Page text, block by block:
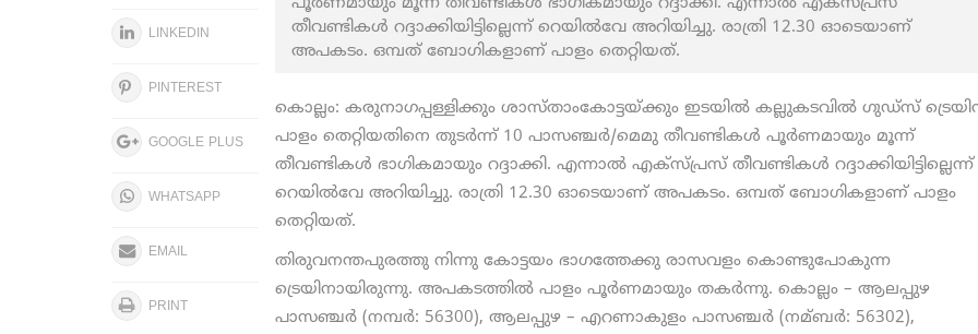
LINKEDIN
PINTEREST
GOOGLE PLUS
WHATSAPP
EMAIL
PRINT
തീവണ്ടികള്‍ റദ്ദാക്കിയിട്ടില്ലെന്ന് റെയിൽവേ അറിയിച്ചു. രാത്രി 12.30 ഓടെയാണ്
അപകടം. ഒമ്പത് ബോഗികളാണ് പാളം തെറ്റിയത്.
കൊല്ലം: കരുനാഗപ്പള്ളിക്കും ശാസ്താംകോട്ടയ്ക്കും ഇടയില്‍ കല്ലുകടവില്‍ ഗുഡ്സ്
പാളം തെറ്റിയതിനെ തുടർന്ന് 10 പാസഞ്ചര്‍/മെമു തീവണ്ടികള്‍ പൂര്‍ണമായും മൂന്ന്
തീവണ്ടികള്‍ ഭാഗികമായും റദ്ദാക്കി. എന്നാൽ എക്സ്പ്രസ് തീവണ്ടികള്‍ റദ്ദാക്കിയിട്ടില്ലെന്ന്
റെയിൽവേ അറിയിച്ചു. രാത്രി 12.30 ഓടെയാണ് അപകടം. ഒമ്പത് ബോഗികളാണ് പാളം
തെറ്റിയത്.
തിരുവനന്തപുരത്തു നിന്നു കോട്ടയം ഭാഗത്തേക്കു രാസവളം കൊണ്ടുപോകുന്ന
ട്രെയിനായിരുന്നു. അപകടത്തില്‍ പാളം പൂര്‍ണമായും തകര്‍ന്നു. കൊല്ലം – ആലപ്പുഴ
പാസഞ്ചര്‍ (നമ്പര്‍: 56300), ആലപ്പുഴ – എറണാകുളം പാസഞ്ചര്‍ (നമ്ബര്‍: 56302),